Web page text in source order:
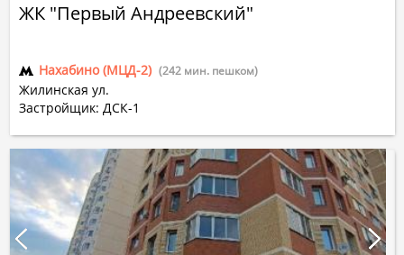
ЖК "Первый Андреевский"
Нахабино (МЦД-2) (242 мин. пешком)
Жилинская ул.
Застройщик: ДСК-1